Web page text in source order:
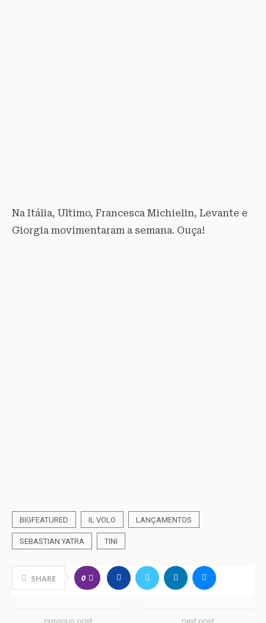
Na Itália, Ultimo, Francesca Michielin, Levante e
Giorgia movimentaram a semana. Ouça!
BIGFEATURED IL VOLO LANÇAMENTOS
SEBASTIAN YATRA TINI
SHARE 0
previous post next post